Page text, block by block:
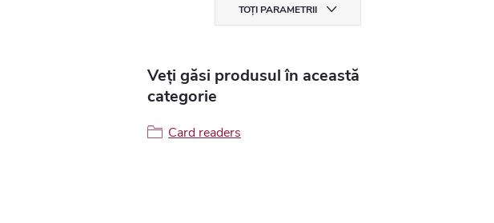
TOȚI PARAMETRII
Veți găsi produsul în această
categorie
Card readers